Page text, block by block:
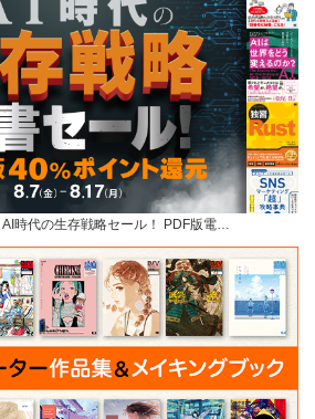
時代の生存戦略セール！ PDF版電…